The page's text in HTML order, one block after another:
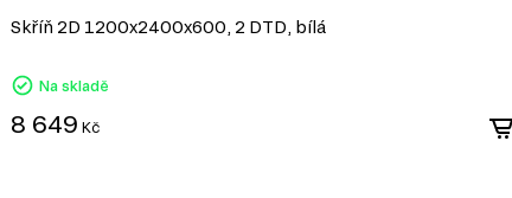
širokých rovin;
velké okenní otvory nebo
klidnou a
Skříň 2D 1200x2400x600, 2 DTD, bílá
Na skladě
8 649 Kč